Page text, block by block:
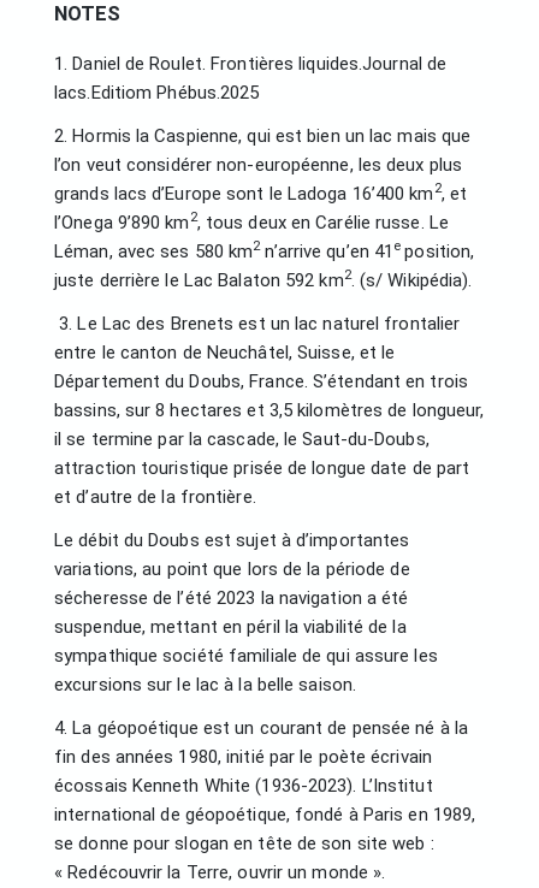
NOTES
1. Daniel de Roulet. Frontières liquides.Journal de
lacs.Editiom Phébus.2025
2. Hormis la Caspienne, qui est bien un lac mais que
l’on veut considérer non-européenne, les deux plus
grands lacs d’Europe sont le Ladoga 16’400 km 2, et
l’Onega 9’890 km 2, tous deux en Carélie russe. Le
Léman, avec ses 580 km2n’arrive qu’en 41 eposition,
juste derrière le Lac Balaton 592 km2. (s/ Wikipédia).
3. Le Lac des Brenets est un lac naturel frontalier
entre le canton de Neuchâtel, Suisse, et le
Département du Doubs, France. S’étendant en trois
bassins, sur 8 hectares et 3,5 kilomètres de longueur,
il se termine par la cascade, le Saut-du-Doubs,
attraction touristique prisée de longue date de part
et d’autre de la frontière.
Le débit du Doubs est sujet à d’importantes
variations, au point que lors de la période de
sécheresse de l’été 2023 la navigation a été
suspendue, mettant en péril la viabilité de la
sympathique société familiale de qui assure les
excursions sur le lac à la belle saison.
4. La géopoétique est un courant de pensée né à la
fin des années 1980, initié par le poète écrivain
écossais Kenneth White (1936-2023). L’Institut
international de géopoétique, fondé à Paris en 1989,
se donne pour slogan en tête de son site web :
« Redécouvrir la Terre, ouvrir un monde ».